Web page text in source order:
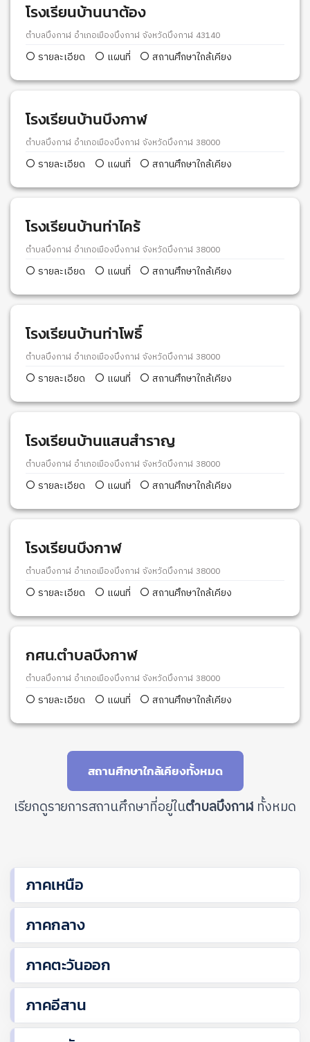
โรงเรียนบ้านนาต้อง
ตำบลบึงกาฬ อำเภอเมืองบึงกาฬ จังหวัดบึงกาฬ 43140
รายละเอียด แผนที่ สถานศึกษาใกล้เคียง
โรงเรียนบ้านบึงกาฬ
ตำบลบึงกาฬ อำเภอเมืองบึงกาฬ จังหวัดบึงกาฬ 38000
รายละเอียด แผนที่ สถานศึกษาใกล้เคียง
โรงเรียนบ้านท่าไคร้
ตำบลบึงกาฬ อำเภอเมืองบึงกาฬ จังหวัดบึงกาฬ 38000
รายละเอียด แผนที่ สถานศึกษาใกล้เคียง
โรงเรียนบ้านท่าโพธิ์
ตำบลบึงกาฬ อำเภอเมืองบึงกาฬ จังหวัดบึงกาฬ 38000
รายละเอียด แผนที่ สถานศึกษาใกล้เคียง
โรงเรียนบ้านแสนสำราญ
ตำบลบึงกาฬ อำเภอเมืองบึงกาฬ จังหวัดบึงกาฬ 38000
รายละเอียด แผนที่ สถานศึกษาใกล้เคียง
โรงเรียนบึงกาฬ
ตำบลบึงกาฬ อำเภอเมืองบึงกาฬ จังหวัดบึงกาฬ 38000
รายละเอียด แผนที่ สถานศึกษาใกล้เคียง
กศน.ตำบลบึงกาฬ
ตำบลบึงกาฬ อำเภอเมืองบึงกาฬ จังหวัดบึงกาฬ 38000
รายละเอียด แผนที่ สถานศึกษาใกล้เคียง
สถานศึกษาใกล้เคียงทั้งหมด
เรียกดูรายการสถานศึกษาที่อยู่ในตำบลบึงกาฬทั้งหมด
ภาคเหนือ
ภาคกลาง
ภาคตะวันออก
ภาคอีสาน